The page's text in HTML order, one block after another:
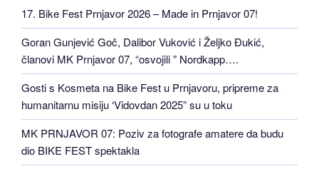
17. Bike Fest Prnjavor 2026 – Made in Prnjavor 07!
Goran Gunjević Goč, Dalibor Vuković i Željko Đukić,
članovi MK Prnjavor 07, “osvojili ” Nordkapp….
Gosti s Kosmeta na Bike Fest u Prnjavoru, pripreme za
humanitarnu misiju ‘Vidovdan 2025” su u toku
MK PRNJAVOR 07: Poziv za fotografe amatere da budu
dio BIKE FEST spektakla